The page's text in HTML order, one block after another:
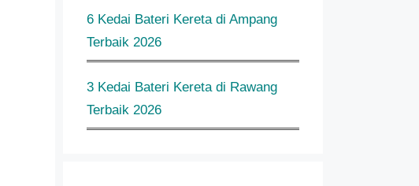
6 Kedai Bateri Kereta di Ampang
Terbaik 2026
3 Kedai Bateri Kereta di Rawang
Terbaik 2026